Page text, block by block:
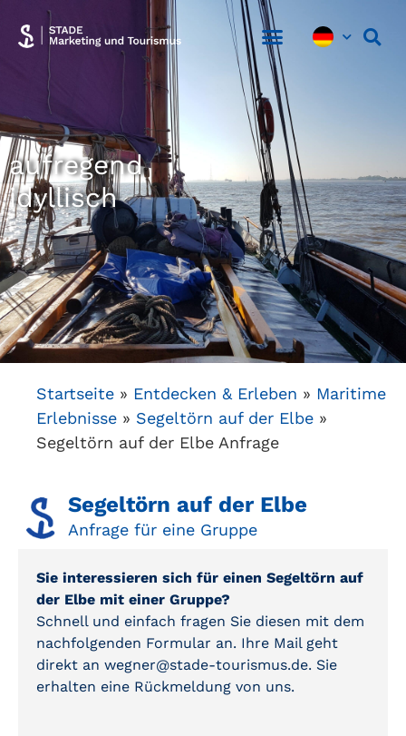
aufregend
idyllisch
Startseite » Entdecken & Erleben » Maritime
Erlebnisse » Segeltörn auf der Elbe »
Segeltörn auf der Elbe Anfrage
Segeltörn auf der Elbe
Anfrage für eine Gruppe
Sie interessieren sich für einen Segeltörn auf
der Elbe mit einer Gruppe?
Schnell und einfach fragen Sie diesen mit dem
nachfolgenden Formular an. Ihre Mail geht
direkt an wegner@stade-tourismus.de. Sie
erhalten eine Rückmeldung von uns.